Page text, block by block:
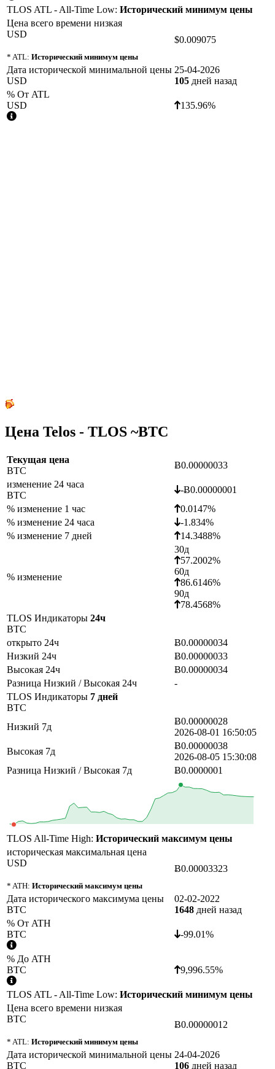
TLOS ATL - All-Time Low: Исторический минимум цены
Цена всего времени низкая
USD
* ATL: Исторический минимум цены
$0.009075
Дата исторической минимальной цены
USD
25-04-2026
105 дней назад
% От ATL
USD
135.96%
Цена Telos - TLOS ~BTC
Текущая цена
BTC
Ƀ0.00000033
изменение 24 часа
BTC
-Ƀ0.00000001
% изменение 1 час
0.0147%
% изменение 24 часа
-1.834%
% изменение 7 дней
14.3488%
% изменение
30д
57.2002%
60д
86.6146%
90д
78.4568%
TLOS Индикаторы 24ч
BTC
открыто 24ч
Ƀ0.00000034
Низкий 24ч
Ƀ0.00000033
Высокая 24ч
Ƀ0.00000034
Разница Низкий / Высокая 24ч
-
TLOS Индикаторы 7 дней
BTC
Низкий 7д
Ƀ0.00000028
2026-08-01 16:50:05
Высокая 7д
Ƀ0.00000038
2026-08-05 15:30:08
Разница Низкий / Высокая 7д
Ƀ0.0000001
TLOS All-Time High: Исторический максимум цены
историческая максимальная цена
USD
* ATH: Исторический максимум цены
Ƀ0.00003323
Дата исторического максимума цены
BTC
02-02-2022
1648 дней назад
% От ATH
BTC
-99.01%
% До ATH
BTC
9,996.55%
TLOS ATL - All-Time Low: Исторический минимум цены
Цена всего времени низкая
BTC
* ATL: Исторический минимум цены
Ƀ0.00000012
Дата исторической минимальной цены
BTC
24-04-2026
106 дней назад